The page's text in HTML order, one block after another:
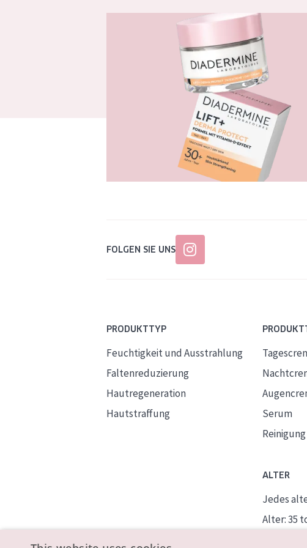
FOLGEN SIE UNS
PRODUKTTYP
Feuchtigkeit und Ausstrahlung
Faltenreduzierung
Hautregeneration
Hautstraffung
Serum
Reinigung
ALTER
Jedes
Alter: 35